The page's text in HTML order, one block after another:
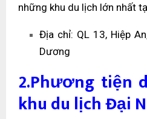
những khu du lịch lớn nhất
Địa chỉ: QL 13, Hiệp
Dương
2.Phương tiện
khu du lịch Đại